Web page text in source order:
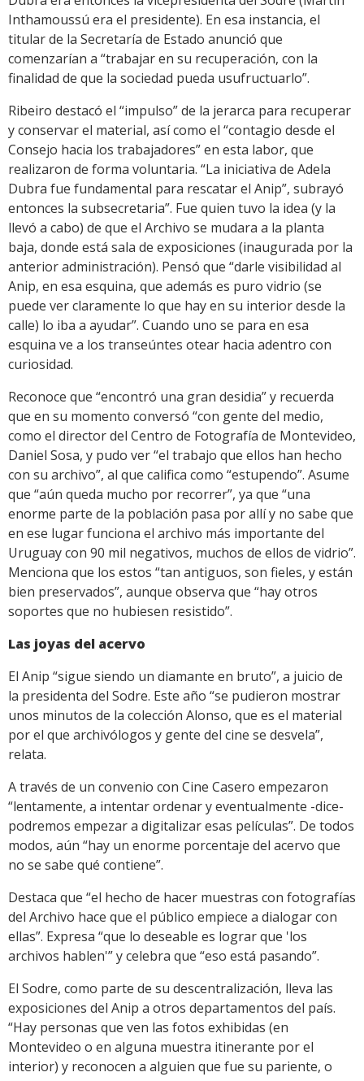
Inthamoussú era el presidente). En esa instancia, el
titular de la Secretaría de Estado anunció que
comenzarían a “trabajar en su recuperación, con la
finalidad de que la sociedad pueda usufructuarlo”.
Ribeiro destacó el “impulso” de la jerarca para recuperar
y conservar el material, así como el “contagio desde el
Consejo hacia los trabajadores” en esta labor, que
realizaron de forma voluntaria. “La iniciativa de Adela
Dubra fue fundamental para rescatar el Anip”, subrayó
entonces la subsecretaria”. Fue quien tuvo la idea (y la
llevó a cabo) de que el Archivo se mudara a la planta
baja, donde está sala de exposiciones (inaugurada por la
anterior administración). Pensó que “darle visibilidad al
Anip, en esa esquina, que además es puro vidrio (se
puede ver claramente lo que hay en su interior desde la
calle) lo iba a ayudar”. Cuando uno se para en esa
esquina ve a los transeúntes otear hacia adentro con
curiosidad.
Reconoce que “encontró una gran desidia” y recuerda
que en su momento conversó “con gente del medio,
como el director del Centro de Fotografía de Montevideo,
Daniel Sosa, y pudo ver “el trabajo que ellos han hecho
con su archivo”, al que califica como “estupendo”. Asume
que “aún queda mucho por recorrer”, ya que “una
enorme parte de la población pasa por allí y no sabe que
en ese lugar funciona el archivo más importante del
Uruguay con 90 mil negativos, muchos de ellos de vidrio”.
Menciona que los estos “tan antiguos, son fieles, y están
bien preservados”, aunque observa que “hay otros
soportes que no hubiesen resistido”.
Las joyas del acervo
El Anip “sigue siendo un diamante en bruto”, a juicio de
la presidenta del Sodre. Este año “se pudieron mostrar
unos minutos de la colección Alonso, que es el material
por el que archivólogos y gente del cine se desvela”,
relata.
A través de un convenio con Cine Casero empezaron
“lentamente, a intentar ordenar y eventualmente -dice-
podremos empezar a digitalizar esas películas”. De todos
modos, aún “hay un enorme porcentaje del acervo que
no se sabe qué contiene”.
Destaca que “el hecho de hacer muestras con fotografías
del Archivo hace que el público empiece a dialogar con
ellas”. Expresa “que lo deseable es lograr que 'los
archivos hablen'” y celebra que “eso está pasando”.
El Sodre, como parte de su descentralización, lleva las
exposiciones del Anip a otros departamentos del país.
“Hay personas que ven las fotos exhibidas (en
Montevideo o en alguna muestra itinerante por el
interior) y reconocen a alguien que fue su pariente, o